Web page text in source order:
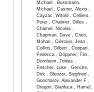
Michael , Bussmann,
Michael , Casner, Alexis ,
Cayzac, Witold , Celliers,
Peter , Chabrier, Gilles ,
Chamel, Nicolas ,
Chapman, Dave , Chen,
Mohan , Clérouin, Jean ,
Collins, Gilbert , Coppari,
Federica , Döppner, Tilo ,
Dornheim, Tobias ,
Fletcher, Luke , Gericke,
Dirk , Glenzer, Siegfried ,
Goncharov, Alexander F ,
Gregori, Gianluca , Hamel,